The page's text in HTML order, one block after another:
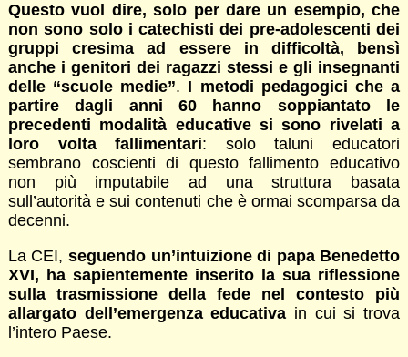
Questo vuol dire, solo per dare un esempio, che
non sono solo i catechisti dei pre-adolescenti dei
gruppi cresima ad essere in difficoltà, bensì
anche i genitori dei ragazzi stessi e gli insegnanti
delle “scuole medie”. I metodi pedagogici che a
partire dagli anni 60 hanno soppiantato le
precedenti modalità educative si sono rivelati a
loro volta fallimentari: solo taluni educatori
sembrano coscienti di questo fallimento educativo
non più imputabile ad una struttura basata
sull’autorità e sui contenuti che è ormai scomparsa da
decenni.
La CEI, seguendo un’intuizione di papa Benedetto
XVI, ha sapientemente inserito la sua riflessione
sulla trasmissione della fede nel contesto più
allargato dell’emergenza educativa in cui si trova
l’intero Paese.